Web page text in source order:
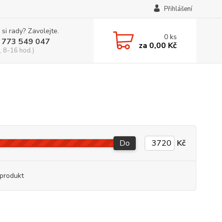
Přihlášení
rady? Zavolejte.
549 047
8-16 hod.)
0ks
za 0,00 Kč
Do Kč